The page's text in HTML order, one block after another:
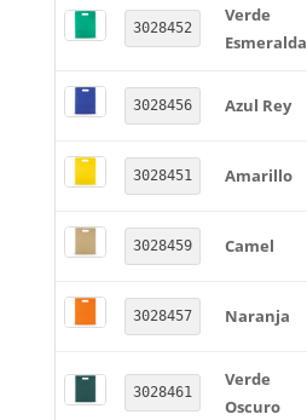
3028452
Verde
Esmeralda
3028456 Azul Rey
3028451 Amarillo
3028459 Camel
3028457 Naranja
3028461
Verde
Oscuro